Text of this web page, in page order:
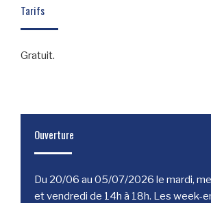
Tarifs
Gratuit.
Ouverture
Du 20/06 au 05/07/2026 le mardi,
et vendredi de 14h à 18h. Les week-